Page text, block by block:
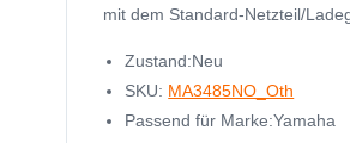
mit dem Standard-Netzteil/
Zustand:Neu
SKU: MA3485NO_Oth
Passend für Marke:Yamaha